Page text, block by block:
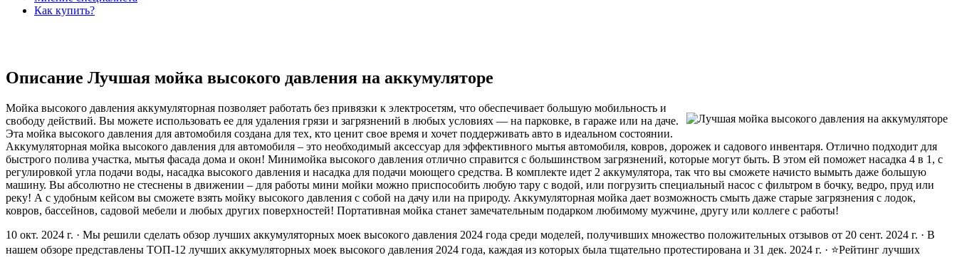
Как купить?
Описание Лучшая мойка высокого давления на аккумуляторе
Мойка высокого давления аккумуляторная позволяет работать без привязки к электросетям, что обеспечивает большую мобильность и
свободу действий. Вы можете использовать ее для удаления грязи и загрязнений в любых условиях — на парковке, в гараже или на даче.
Эта мойка высокого давления для автомобиля создана для тех, кто ценит свое время и хочет поддерживать авто в идеальном состоянии.
Аккумуляторная мойка высокого давления для автомобиля – это необходимый аксессуар для эффективного мытья автомобиля, ковров, дорожек и садового инвентаря. Отлично подходит для
быстрого полива участка, мытья фасада дома и окон! Минимойка высокого давления отлично справится с большинством загрязнений, которые могут быть. В этом ей поможет насадка 4 в 1, с
регулировкой угла подачи воды, насадка высокого давления и насадка для подачи моющего средства. В комплекте идет 2 аккумулятора, так что вы сможете начисто вымыть даже большую
машину. Вы абсолютно не стеснены в движении – для работы мини мойки можно приспособить любую тару с водой, или погрузить специальный насос с фильтром в бочку, ведро, пруд или
реку! А с удобным кейсом вы сможете взять мойку высокого давления с собой на дачу или на природу. Аккумуляторная мойка дает возможность смыть даже старые загрязнения с лодок,
ковров, бассейнов, садовой мебели и любых других поверхностей! Портативная мойка станет замечательным подарком любимому мужчине, другу или коллеге с работы!
10 окт. 2024 г. · Мы решили сделать обзор лучших аккумуляторных моек высокого давления 2024 года среди моделей, получивших множество положительных отзывов от 20 сент. 2024 г. · В
нашем обзоре представлены ТОП-12 лучших аккумуляторных моек высокого давления 2024 года, каждая из которых была тщательно протестирована и 31 дек. 2024 г. · ⭐Рейтинг лучших